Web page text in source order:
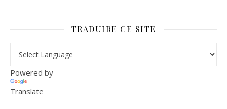
TRADUIRE CE SITE
Powered by
Translate